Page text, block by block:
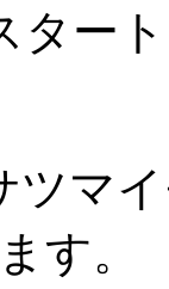
ター
ツマ
す。